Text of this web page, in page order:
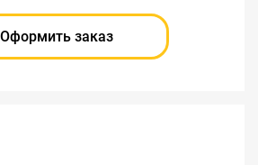
Оформить заказ